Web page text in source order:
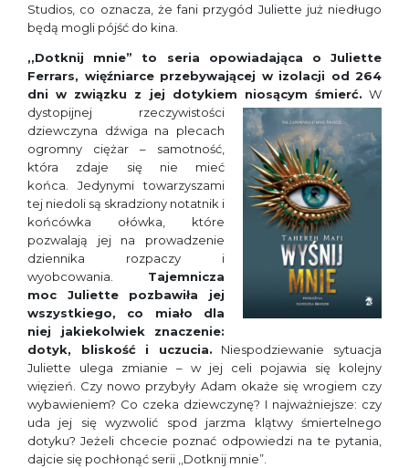
Studios, co oznacza, że fani przygód Juliette już niedługo
będą mogli pójść do kina.
,,Dotknij mnie” to seria opowiadająca o Juliette
Ferrars, więźniarce przebywającej w izolacji od 264
dni w związku z jej dotykiem niosącym śmierć. W
dystopijnej rzeczywistości
dziewczyna dźwiga na plecach
ogromny ciężar – samotność,
która zdaje się nie mieć
końca. Jedynymi towarzyszami
tej niedoli są skradziony notatnik i
końcówka ołówka, które
pozwalają jej na prowadzenie
dziennika rozpaczy i
wyobcowania. Tajemnicza
moc Juliette pozbawiła jej
wszystkiego, co miało dla
niej jakiekolwiek znaczenie:
dotyk, bliskość i uczucia. Niespodziewanie sytuacja
Juliette ulega zmianie – w jej celi pojawia się kolejny
więzień. Czy nowo przybyły Adam okaże się wrogiem czy
wybawieniem? Co czeka dziewczynę? I najważniejsze: czy
uda jej się wyzwolić spod jarzma klątwy śmiertelnego
dotyku? Jeżeli chcecie poznać odpowiedzi na te pytania,
dajcie się pochłonąć serii ,,Dotknij mnie”.